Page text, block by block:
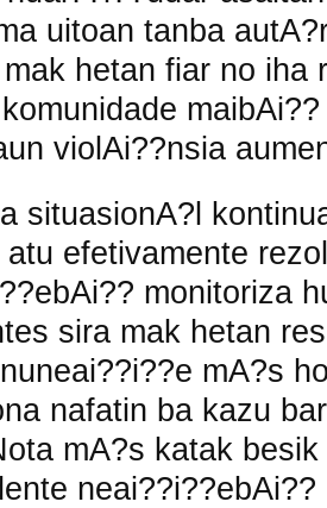
uitoan tanba
hetan fiar no iha
violAi??nsia
situasionA?l
atu efetivamente
monitoriza
sira mak hetan
mA?s
nafatin ba kazu
mA?s katak